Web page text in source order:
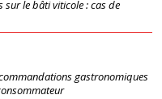
sur le bâti viticole : cas de
gastronomiques